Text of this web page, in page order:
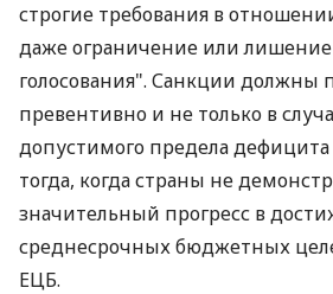
строгие требования в
даже ограничение или лишение
голосования". Санкции должны
превентивно и не только в
допустимого предела
тогда, когда страны не
значительный прогресс в
среднесрочных бюджетных
ЕЦБ.